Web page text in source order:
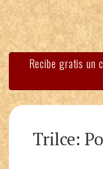
Recibe gratis un
Trilce: